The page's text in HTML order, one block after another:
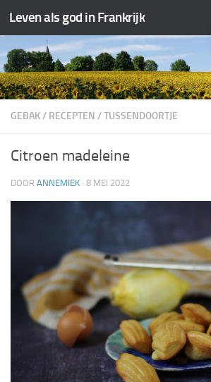
Doorgaan naar inhoud
Leven als god in Frankrijk
GEBAK/ RECEPTEN /TUSSENDOORTJE
Citroen madeleine
DOOR ANNEMIEK · 8 MEI 2022